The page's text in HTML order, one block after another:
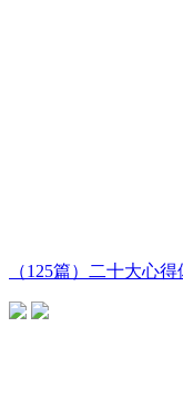
（125篇）二十大心